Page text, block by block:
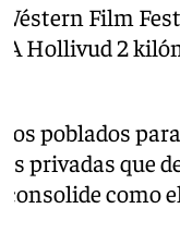
Film
Hollivud 2
los poblados
privadas
consolide